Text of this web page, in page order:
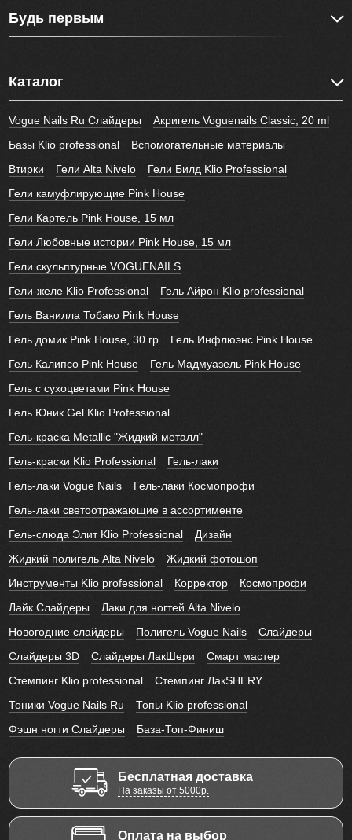
Будь первым
Каталог
Vogue Nails Ru Слайдеры
Акригель Voguenails Classic, 20 ml
Базы Klio professional
Вспомогательные материалы
Втирки
Гели Alta Nivelo
Гели Билд Klio Professional
Гели камуфлирующие Pink House
Гели Картель Pink House, 15 мл
Гели Любовные истории Pink House, 15 мл
Гели скульптурные VOGUENAILS
Гели-желе Klio Professional
Гель Айрон Klio professional
Гель Ванилла Тобако Pink House
Гель домик Pink House, 30 гр
Гель Инфлюэнс Pink House
Гель Калипсо Pink House
Гель Мадмуазель Pink House
Гель с сухоцветами Pink House
Гель Юник Gel Klio Professional
Гель-краска Metallic "Жидкий металл"
Гель-краски Klio Professional
Гель-лаки
Гель-лаки Vogue Nails
Гель-лаки Космопрофи
Гель-лаки светоотражающие в ассортименте
Гель-слюда Элит Klio Professional
Дизайн
Жидкий полигель Alta Nivelo
Жидкий фотошоп
Инструменты Klio professional
Корректор
Космопрофи
Лайк Слайдеры
Лаки для ногтей Alta Nivelo
Новогодние слайдеры
Полигель Vogue Nails
Слайдеры
Слайдеры 3D
Слайдеры ЛакШери
Смарт мастер
Стемпинг Klio professional
Стемпинг ЛакSHERY
Тоники Vogue Nails Ru
Топы Klio professional
Фэшн ногти Слайдеры
База-Топ-Финиш
Бесплатная доставка
На заказы от 5000р.
Оплата на выбор